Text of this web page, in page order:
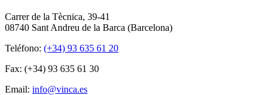
Carrer de la Tècnica, 39-41
08740 Sant Andreu de la Barca (Barcelona)
Teléfono: (+34) 93 635 61 20
Fax: (+34) 93 635 61 30
Email: info@vinca.es